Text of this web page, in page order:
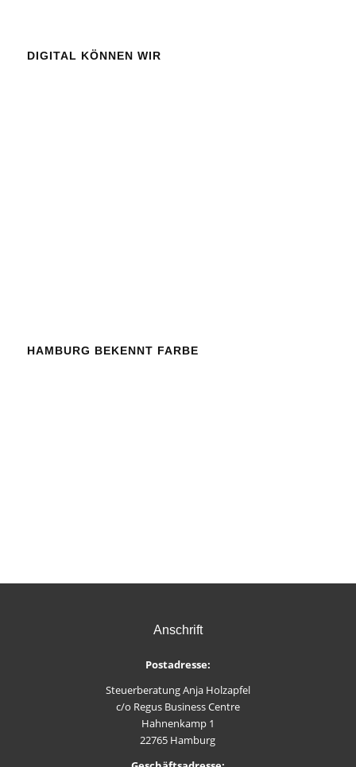
DIGITAL KÖNNEN WIR
HAMBURG BEKENNT FARBE
Anschrift
Postadresse:
Steuerberatung Anja Holzapfel
c/o Regus Business Centre
Hahnenkamp 1
22765 Hamburg